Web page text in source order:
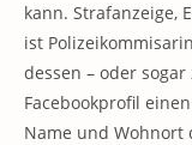
kann. Strafanzeige,
ist
dessen – oder
Facebookprofil
Name und Wohnort